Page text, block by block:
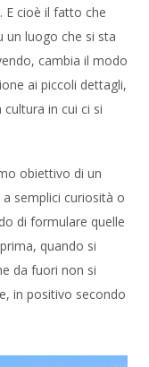
E cioè il fatto che
un luogo che si sta
cambia il modo
ai piccoli dettagli,
in cui ci si
obiettivo di un
semplici curiosità o
di formulare quelle
quando si
da fuori non si
in positivo secondo